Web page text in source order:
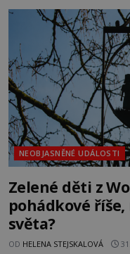
jistotou neví, kdo
vlastně vypráví. Rohoncský kodex se poprvé
objevuje v roce
NEOBJASNĚNÉ UDÁLOSTI
Zelené děti z
pohádkové
světa?
OD HELENA STEJSKALOVÁ